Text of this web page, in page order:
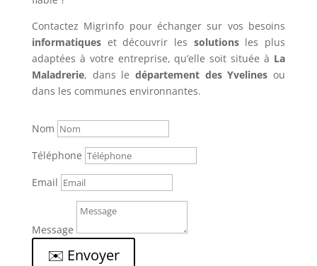
Contactez Migrinfo pour échanger sur vos besoins
informatiqueset découvrir les solutionsles plus
adaptées à votre entreprise, qu’elle soit située à La
Maladrerie, dans le département des Yvelines ou
dans les communes environnantes.
Nom
Téléphone
Email
Message
✉️ Envoyer